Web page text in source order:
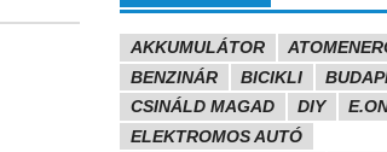
AKKUMULÁTOR
BENZINÁR
BICIKLI
CSINÁLD MAGAD
DIY
ELEKTROMOS AUTÓ